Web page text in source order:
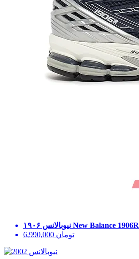
نیوبالانس ۱۹۰۶ New Balance 1906R
6,990,000 تومان